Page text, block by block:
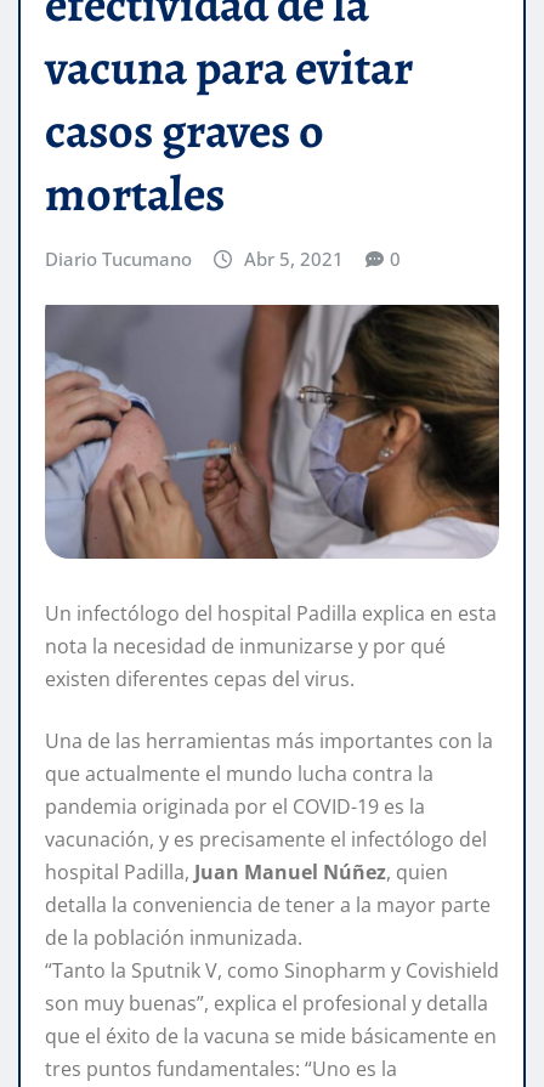
vacuna para evitar
casos graves o
mortales
Diario Tucumano Abr 5, 2021 0
Un infectólogo del hospital Padilla explica en esta
nota la necesidad de inmunizarse y por qué
existen diferentes cepas del virus.
Una de las herramientas más importantes con la
que actualmente el mundo lucha contra la
pandemia originada por el COVID-19 es la
vacunación, y es precisamente el infectólogo del
hospital Padilla, Juan Manuel Núñez, quien
detalla la conveniencia de tener a la mayor parte
de la población inmunizada.
“Tanto la Sputnik V, como Sinopharm y Covishield
son muy buenas”, explica el profesional y detalla
que el éxito de la vacuna se mide básicamente en
tres puntos fundamentales: “Uno es la